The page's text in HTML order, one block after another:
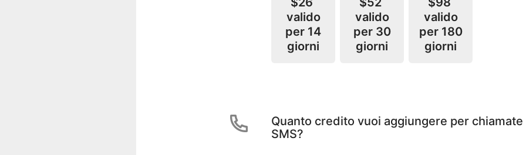
valido
per 14
giorni
valido
per 30
giorni
valido
per 180
giorni
Quanto credito vuoi aggiungere per chiamate
SMS?